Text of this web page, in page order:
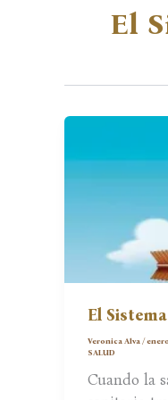
El
El
Veronica Alva /
SALUD
Cuando la